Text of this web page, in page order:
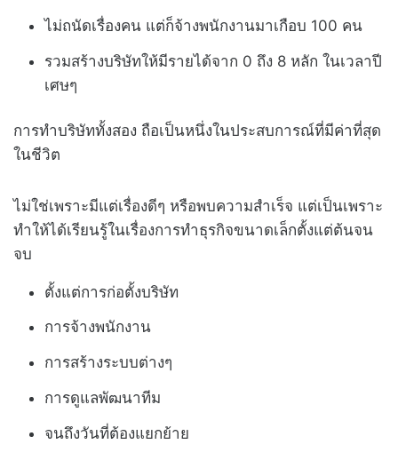
ไม่ถนัดเรื่องคน แต่ก็จ้างพนักงานมาเกือบ 100 คน
รวมสร้างบริษัทให้มีรายได้จาก 0 ถึง 8 หลัก ในเวลาปี
เศษๆ
การทำบริษัททั้งสอง ถือเป็นหนึ่งในประสบการณ์ที่มีค่าที่สุด
ในชีวิต
ไม่ใช่เพราะมีแต่เรื่องดีๆ หรือพบความสำเร็จ แต่เป็นเพราะ
ทำให้ได้เรียนรู้ในเรื่องการทำธุรกิจขนาดเล็กตั้งแต่ต้นจน
จบ
ตั้งแต่การก่อตั้งบริษัท
การจ้างพนักงาน
การสร้างระบบต่างๆ
การดูแลพัฒนาทีม
จนถึงวันที่ต้องแยกย้าย